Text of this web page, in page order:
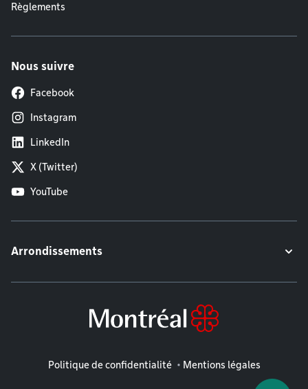
Règlements
Nous suivre
Facebook
Instagram
LinkedIn
X (Twitter)
YouTube
Arrondissements
Mentions légales
Politique de confidentialité Mentions légales